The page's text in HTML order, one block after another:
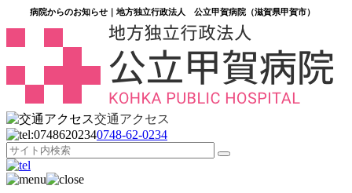
病院からのお知らせ｜地方独立行政法人 公立甲賀病院（滋賀県甲賀市）
交通アクセス
0748‐62‐0234